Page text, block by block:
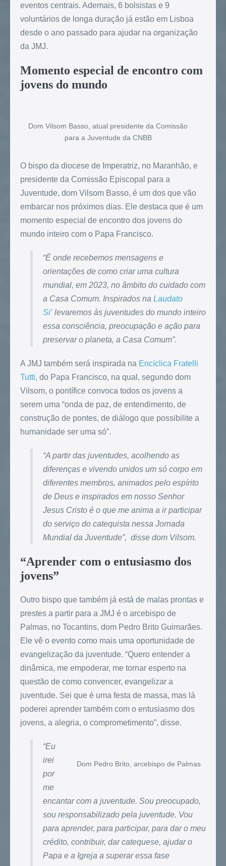
eventos centrais. Ademais, 6 bolsistas e 9
voluntários de longa duração já estão em Lisboa
desde o ano passado para ajudar na organização
da JMJ.
Momento especial de encontro com
jovens do mundo
Dom Vilsom Basso, atual presidente da Comissão
para a Juventude da CNBB
O bispo da diocese de Imperatriz, no Maranhão, e
presidente da Comissão Episcopal para a
Juventude, dom Vilsom Basso, é um dos que vão
embarcar nos próximos dias. Ele destaca que é um
momento especial de encontro dos jovens do
mundo inteiro com o Papa Francisco.
“É onde recebemos mensagens e
orientações de como criar uma cultura
mundial, em 2023, no âmbito do cuidado com
a Casa Comum. Inspirados na Laudato
Si’ levaremos às juventudes do mundo inteiro
essa consciência, preocupação e ação para
preservar o planeta, a Casa Comum”.
A JMJ também será inspirada na Encíclica Fratelli
Tutti, do Papa Francisco, na qual, segundo dom
Vilsom, o pontífice convoca todos os jovens a
serem uma “onda de paz, de entendimento, de
construção de pontes, de diálogo que possibilite a
humanidade ser uma só”.
“A partir das juventudes, acolhendo as
diferenças e vivendo unidos um só corpo em
diferentes membros, animados pelo espírito
de Deus e inspirados em nosso Senhor
Jesus Cristo é o que me anima a ir participar
do serviço do catequista nessa Jornada
Mundial da Juventude”, disse dom Vilsom.
“Aprender com o entusiasmo dos
jovens”
Outro bispo que também já está de malas prontas e
prestes a partir para a JMJ é o arcebispo de
Palmas, no Tocantins, dom Pedro Brito Guimarães.
Ele vê o evento como mais uma oportunidade de
evangelização da juventude. “Quero entender a
dinâmica, me empoderar, me tornar esperto na
questão de como convencer, evangelizar a
juventude. Sei que é uma festa de massa, mas lá
poderei aprender também com o entusiasmo dos
jovens, a alegria, o comprometimento”, disse.
Dom Pedro Brito, arcebispo de Palmas
“Eu
irei
por
me
encantar com a juventude. Sou preocupado,
sou responsabilizado pela juventude. Vou
para aprender, para participar, para dar o meu
crédito, contribuir, dar catequese, ajudar o
Papa e a Igreja a superar essa fase